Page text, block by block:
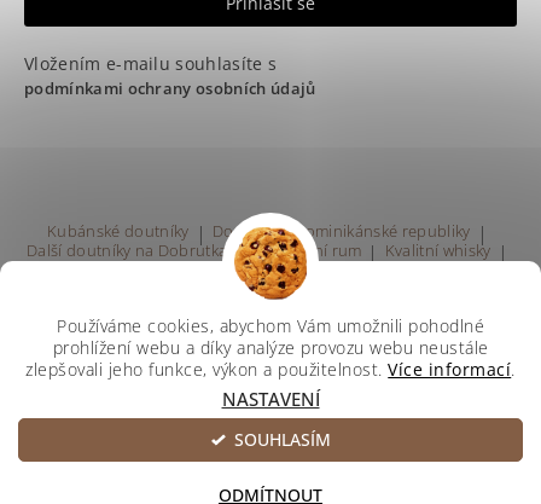
Vložením e-mailu souhlasíte s
podmínkami ochrany osobních údajů
Kubánské doutníky | Doutníky z Dominikánské republiky |
Další doutníky na Dobrutka.eu | Kvalitní rum | Kvalitní whisky |
Prodej rumu Praha
2026 ©Svetdoutniku, všechna práva vyhrazenaUpravit nastavení cookies
Vytvořil Shoptet
Používáme cookies, abychom Vám umožnili pohodlné
prohlížení webu a díky analýze provozu webu neustále
zlepšovali jeho funkce, výkon a použitelnost.Více informací.
NASTAVENÍ
ODMÍTNOUT
SOUHLASÍM